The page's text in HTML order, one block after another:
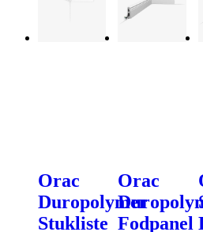
Orac
Duropolymer
Stukliste
Orac
Fodpanel